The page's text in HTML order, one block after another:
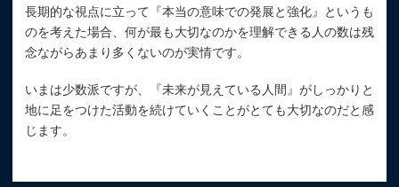
長期的な視点に立って『本当の意味での発展と強化』というも
のを考えた場合、何が最も大切なのかを理解できる人の数は残
念ながらあまり多くないのが実情です。
いまは少数派ですが、『未来が見えている人間』がしっかりと
地に足をつけた活動を続けていくことがとても大切なのだと感
じます。